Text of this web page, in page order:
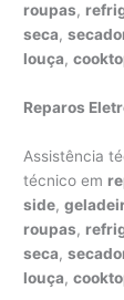
roupas,
seca,
louça,
Reparos
Assistência
técnico em
side,
roupas,
seca,
louça,